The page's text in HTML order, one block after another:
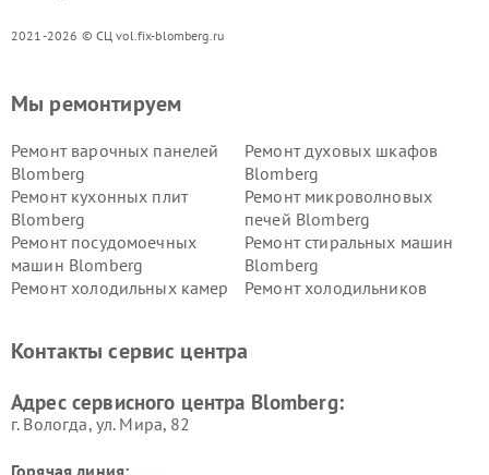
2021-2026 © СЦ vol.fix-blomberg.ru
Мы ремонтируем
Ремонт варочных панелей
Blomberg
Ремонт духовых шкафов
Blomberg
Ремонт кухонных плит
Blomberg
Ремонт микроволновых
печей Blomberg
Ремонт посудомоечных
машин Blomberg
Ремонт стиральных машин
Blomberg
Ремонт холодильных камер
Ремонт холодильников
Контакты сервис центра
Адрес сервисного центра Blomberg:
г. Вологда, ул. Мира, 82